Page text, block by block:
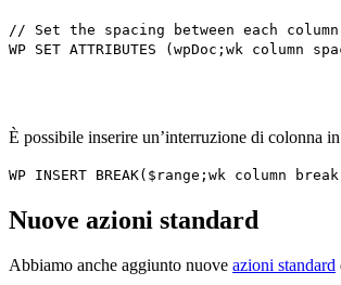
// Set the spacing between each column
WP SET ATTRIBUTES (wpDoc ; wk column
È possibile inserire un’interruzione di colonna
WP INSERT BREAK( $range ; wk column break
Nuove azioni standard
Abbiamo anche aggiunto nuove azioni standard